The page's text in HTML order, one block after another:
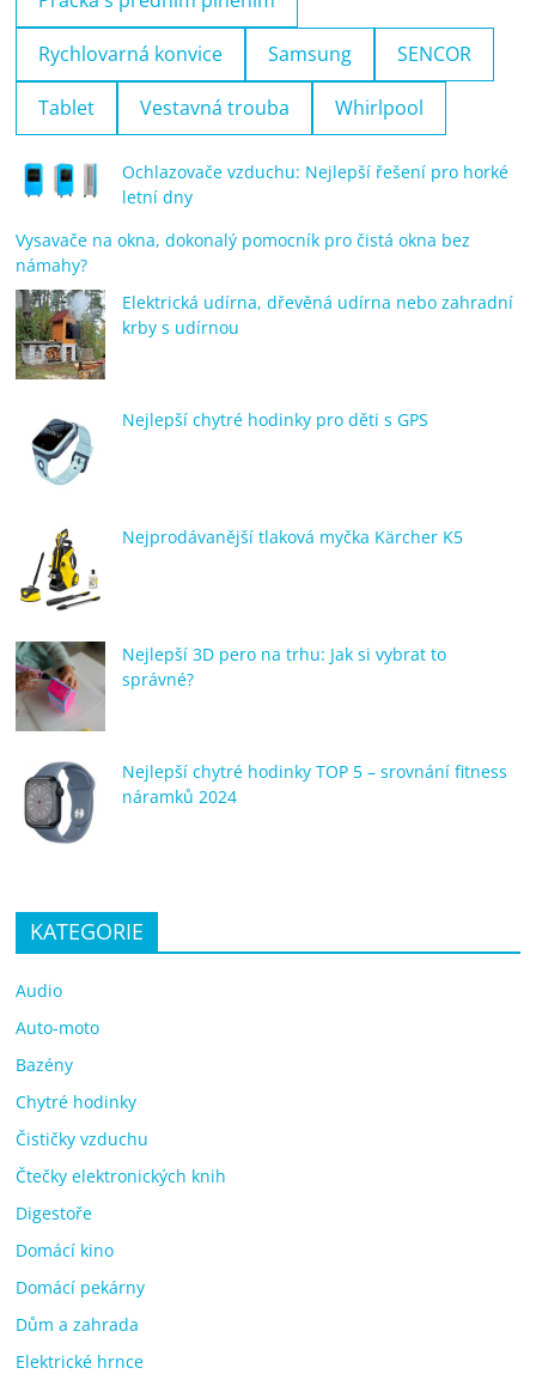
Rychlovarná konvice Samsung SENCOR
Tablet Vestavná trouba Whirlpool
Ochlazovače vzduchu: Nejlepší řešení pro horké
letní dny
Vysavače na okna, dokonalý pomocník pro čistá okna bez
námahy?
Elektrická udírna, dřevěná udírna nebo zahradní
krby s udírnou
Nejlepší chytré hodinky pro děti s GPS
Nejprodávanější tlaková myčka Kärcher K5
Nejlepší 3D pero na trhu: Jak si vybrat to
správné?
Nejlepší chytré hodinky TOP 5 – srovnání fitness
náramků 2024
KATEGORIE
Audio
Auto-moto
Bazény
Chytré hodinky
Čističky vzduchu
Čtečky elektronických knih
Digestoře
Domácí kino
Domácí pekárny
Dům a zahrada
Elektrické hrnce